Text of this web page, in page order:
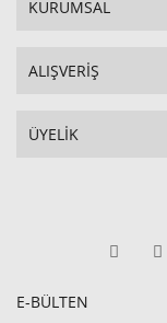
KURUMSAL
ALIŞVERİŞ
ÜYELİK
E-BÜLTEN